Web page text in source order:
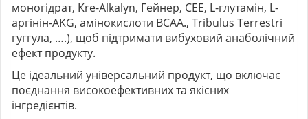
моногідрат, Kre-Alkalyn, Гейнер, CEE, L-глутамін, L-
аргінін-AKG, амінокислоти BCAA., Tribulus Terrestri
гуггула, ….), щоб підтримати вибуховий анаболічний
ефект продукту.
Це ідеальний універсальний продукт, що включає
поєднання високоефективних та якісних
інгредієнтів.